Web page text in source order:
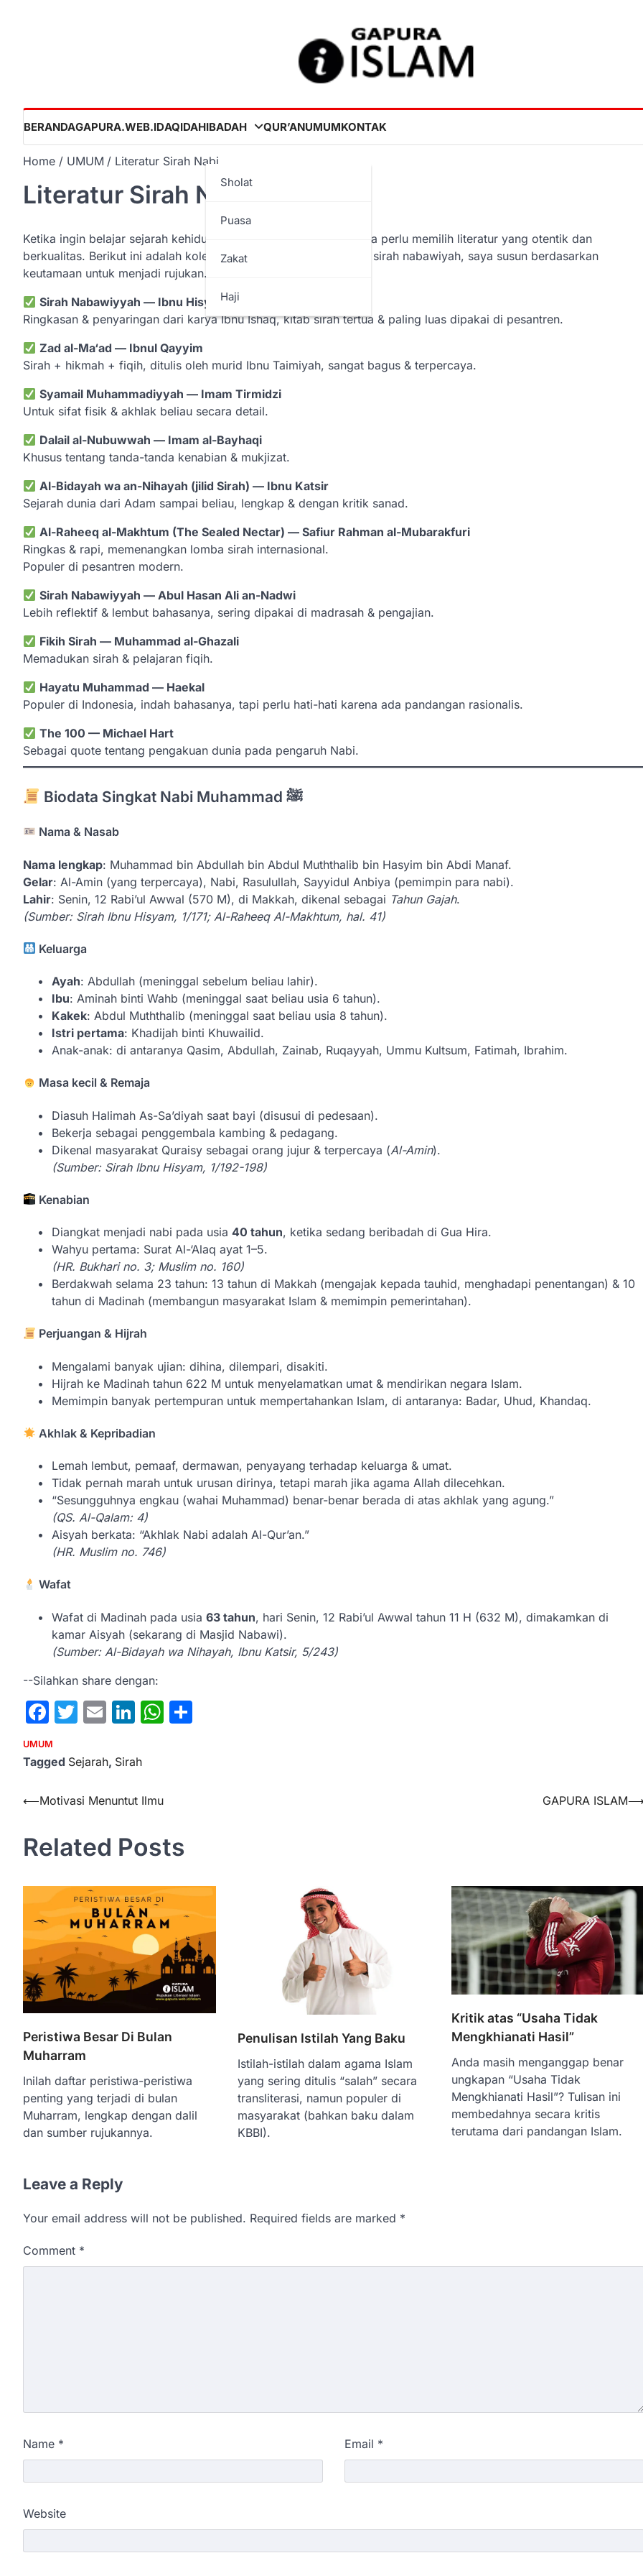
BERANDAGAPURA.WEB.IDAQIDAHIBADAH
Sholat
Puasa
Zakat
Haji
QUR’ANUMUMKONTAK
Home UMUM Literatur Sirah Nabi
Literatur Sirah Nabi
Ketika ingin belajar sejarah kehidupan Nabi Muhammad SAW, kita perlu memilih literatur yang otentik dan
berkualitas. Berikut ini adalah koleksi kitab rujukan untuk belajar sirah nabawiyah, saya susun berdasarkan
keutamaan untuk menjadi rujukan.
Sirah Nabawiyyah — Ibnu Hisyam
Ringkasan & penyaringan dari karya Ibnu Ishaq, kitab sirah tertua & paling luas dipakai di pesantren.
Zad al-Ma‘ad — Ibnul Qayyim
Sirah + hikmah + fiqih, ditulis oleh murid Ibnu Taimiyah, sangat bagus & terpercaya.
Syamail Muhammadiyyah — Imam Tirmidzi
Untuk sifat fisik & akhlak beliau secara detail.
Dalail al-Nubuwwah — Imam al-Bayhaqi
Khusus tentang tanda-tanda kenabian & mukjizat.
Al-Bidayah wa an-Nihayah (jilid Sirah) — Ibnu Katsir
Sejarah dunia dari Adam sampai beliau, lengkap & dengan kritik sanad.
Al-Raheeq al-Makhtum (The Sealed Nectar) — Safiur Rahman al-Mubarakfuri
Ringkas & rapi, memenangkan lomba sirah internasional.
Populer di pesantren modern.
Sirah Nabawiyyah — Abul Hasan Ali an-Nadwi
Lebih reflektif & lembut bahasanya, sering dipakai di madrasah & pengajian.
Fikih Sirah — Muhammad al-Ghazali
Memadukan sirah & pelajaran fiqih.
Hayatu Muhammad — Haekal
Populer di Indonesia, indah bahasanya, tapi perlu hati-hati karena ada pandangan rasionalis.
The 100 — Michael Hart
Sebagai quote tentang pengakuan dunia pada pengaruh Nabi.
Biodata Singkat Nabi Muhammad ﷺ
Nama & Nasab
Nama lengkap: Muhammad bin Abdullah bin Abdul Muththalib bin Hasyim bin Abdi Manaf.
Gelar: Al-Amin (yang terpercaya), Nabi, Rasulullah, Sayyidul Anbiya (pemimpin para nabi).
Lahir: Senin, 12 Rabi’ul Awwal (570 M), di Makkah, dikenal sebagai Tahun Gajah.
(Sumber: Sirah Ibnu Hisyam, 1/171; Al-Raheeq Al-Makhtum, hal. 41)
Keluarga
Ayah: Abdullah (meninggal sebelum beliau lahir).
Ibu: Aminah binti Wahb (meninggal saat beliau usia 6 tahun).
Kakek: Abdul Muththalib (meninggal saat beliau usia 8 tahun).
Istri pertama: Khadijah binti Khuwailid.
Anak-anak: di antaranya Qasim, Abdullah, Zainab, Ruqayyah, Ummu Kultsum, Fatimah, Ibrahim.
Masa kecil & Remaja
Diasuh Halimah As-Sa’diyah saat bayi (disusui di pedesaan).
Bekerja sebagai penggembala kambing & pedagang.
Dikenal masyarakat Quraisy sebagai orang jujur & terpercaya (Al-Amin).
(Sumber: Sirah Ibnu Hisyam, 1/192-198)
Kenabian
Diangkat menjadi nabi pada usia 40 tahun, ketika sedang beribadah di Gua Hira.
Wahyu pertama: Surat Al-‘Alaq ayat 1–5.
(HR. Bukhari no. 3; Muslim no. 160)
Berdakwah selama 23 tahun: 13 tahun di Makkah (mengajak kepada tauhid, menghadapi penentangan) & 10
tahun di Madinah (membangun masyarakat Islam & memimpin pemerintahan).
Perjuangan & Hijrah
Mengalami banyak ujian: dihina, dilempari, disakiti.
Hijrah ke Madinah tahun 622 M untuk menyelamatkan umat & mendirikan negara Islam.
Memimpin banyak pertempuran untuk mempertahankan Islam, di antaranya: Badar, Uhud, Khandaq.
Akhlak & Kepribadian
Lemah lembut, pemaaf, dermawan, penyayang terhadap keluarga & umat.
Tidak pernah marah untuk urusan dirinya, tetapi marah jika agama Allah dilecehkan.
“Sesungguhnya engkau (wahai Muhammad) benar-benar berada di atas akhlak yang agung.”
(QS. Al-Qalam: 4)
Aisyah berkata: “Akhlak Nabi adalah Al-Qur’an.”
(HR. Muslim no. 746)
Wafat
Wafat di Madinah pada usia 63 tahun, hari Senin, 12 Rabi’ul Awwal tahun 11 H (632 M), dimakamkan di
kamar Aisyah (sekarang di Masjid Nabawi).
(Sumber: Al-Bidayah wa Nihayah, Ibnu Katsir, 5/243)
--Silahkan share dengan:
Facebook
Twitter
EmailLinkedIn
WhatsApp
UMUM
Tagged Sejarah, Sirah
Post
⟵Motivasi Menuntut Ilmu GAPURA ISLAM
Related Posts
Peristiwa Besar Di Bulan
Muharram
Inilah daftar peristiwa-peristiwa
penting yang terjadi di bulan
Muharram, lengkap dengan dalil
dan sumber rujukannya.
Penulisan Istilah Yang Baku
Istilah-istilah dalam agama Islam
yang sering ditulis “salah” secara
transliterasi, namun populer di
masyarakat (bahkan baku dalam
KBBI).
Kritik atas “Usaha Tidak
Mengkhianati Hasil”
Anda masih menganggap benar
ungkapan “Usaha Tidak
Mengkhianati Hasil”? Tulisan ini
membedahnya secara kritis
terutama dari pandangan Islam.
Leave a Reply
Your email address will not be published. Required fields are marked *
Comment *
Name * Email *
Website